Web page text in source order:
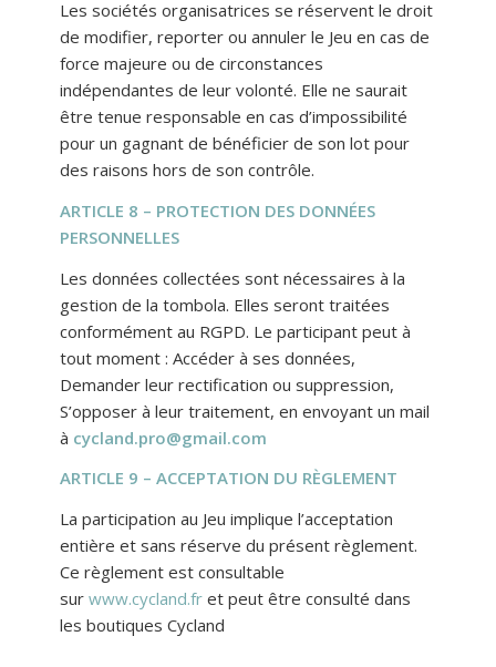
Les sociétés organisatrices se réservent le droit
de modifier, reporter ou annuler le Jeu en cas de
force majeure ou de circonstances
indépendantes de leur volonté. Elle ne saurait
être tenue responsable en cas d’impossibilité
pour un gagnant de bénéficier de son lot pour
des raisons hors de son contrôle.
ARTICLE 8 – PROTECTION DES DONNÉES
PERSONNELLES
Les données collectées sont nécessaires à la
gestion de la tombola. Elles seront traitées
conformément au RGPD. Le participant peut à
tout moment : Accéder à ses données,
Demander leur rectification ou suppression,
S’opposer à leur traitement, en envoyant un mail
à cycland.pro@gmail.com
ARTICLE 9 – ACCEPTATION DU RÈGLEMENT
La participation au Jeu implique l’acceptation
entière et sans réserve du présent règlement.
Ce règlement est consultable
sur www.cycland.fret peut être consulté dans
les boutiques Cycland